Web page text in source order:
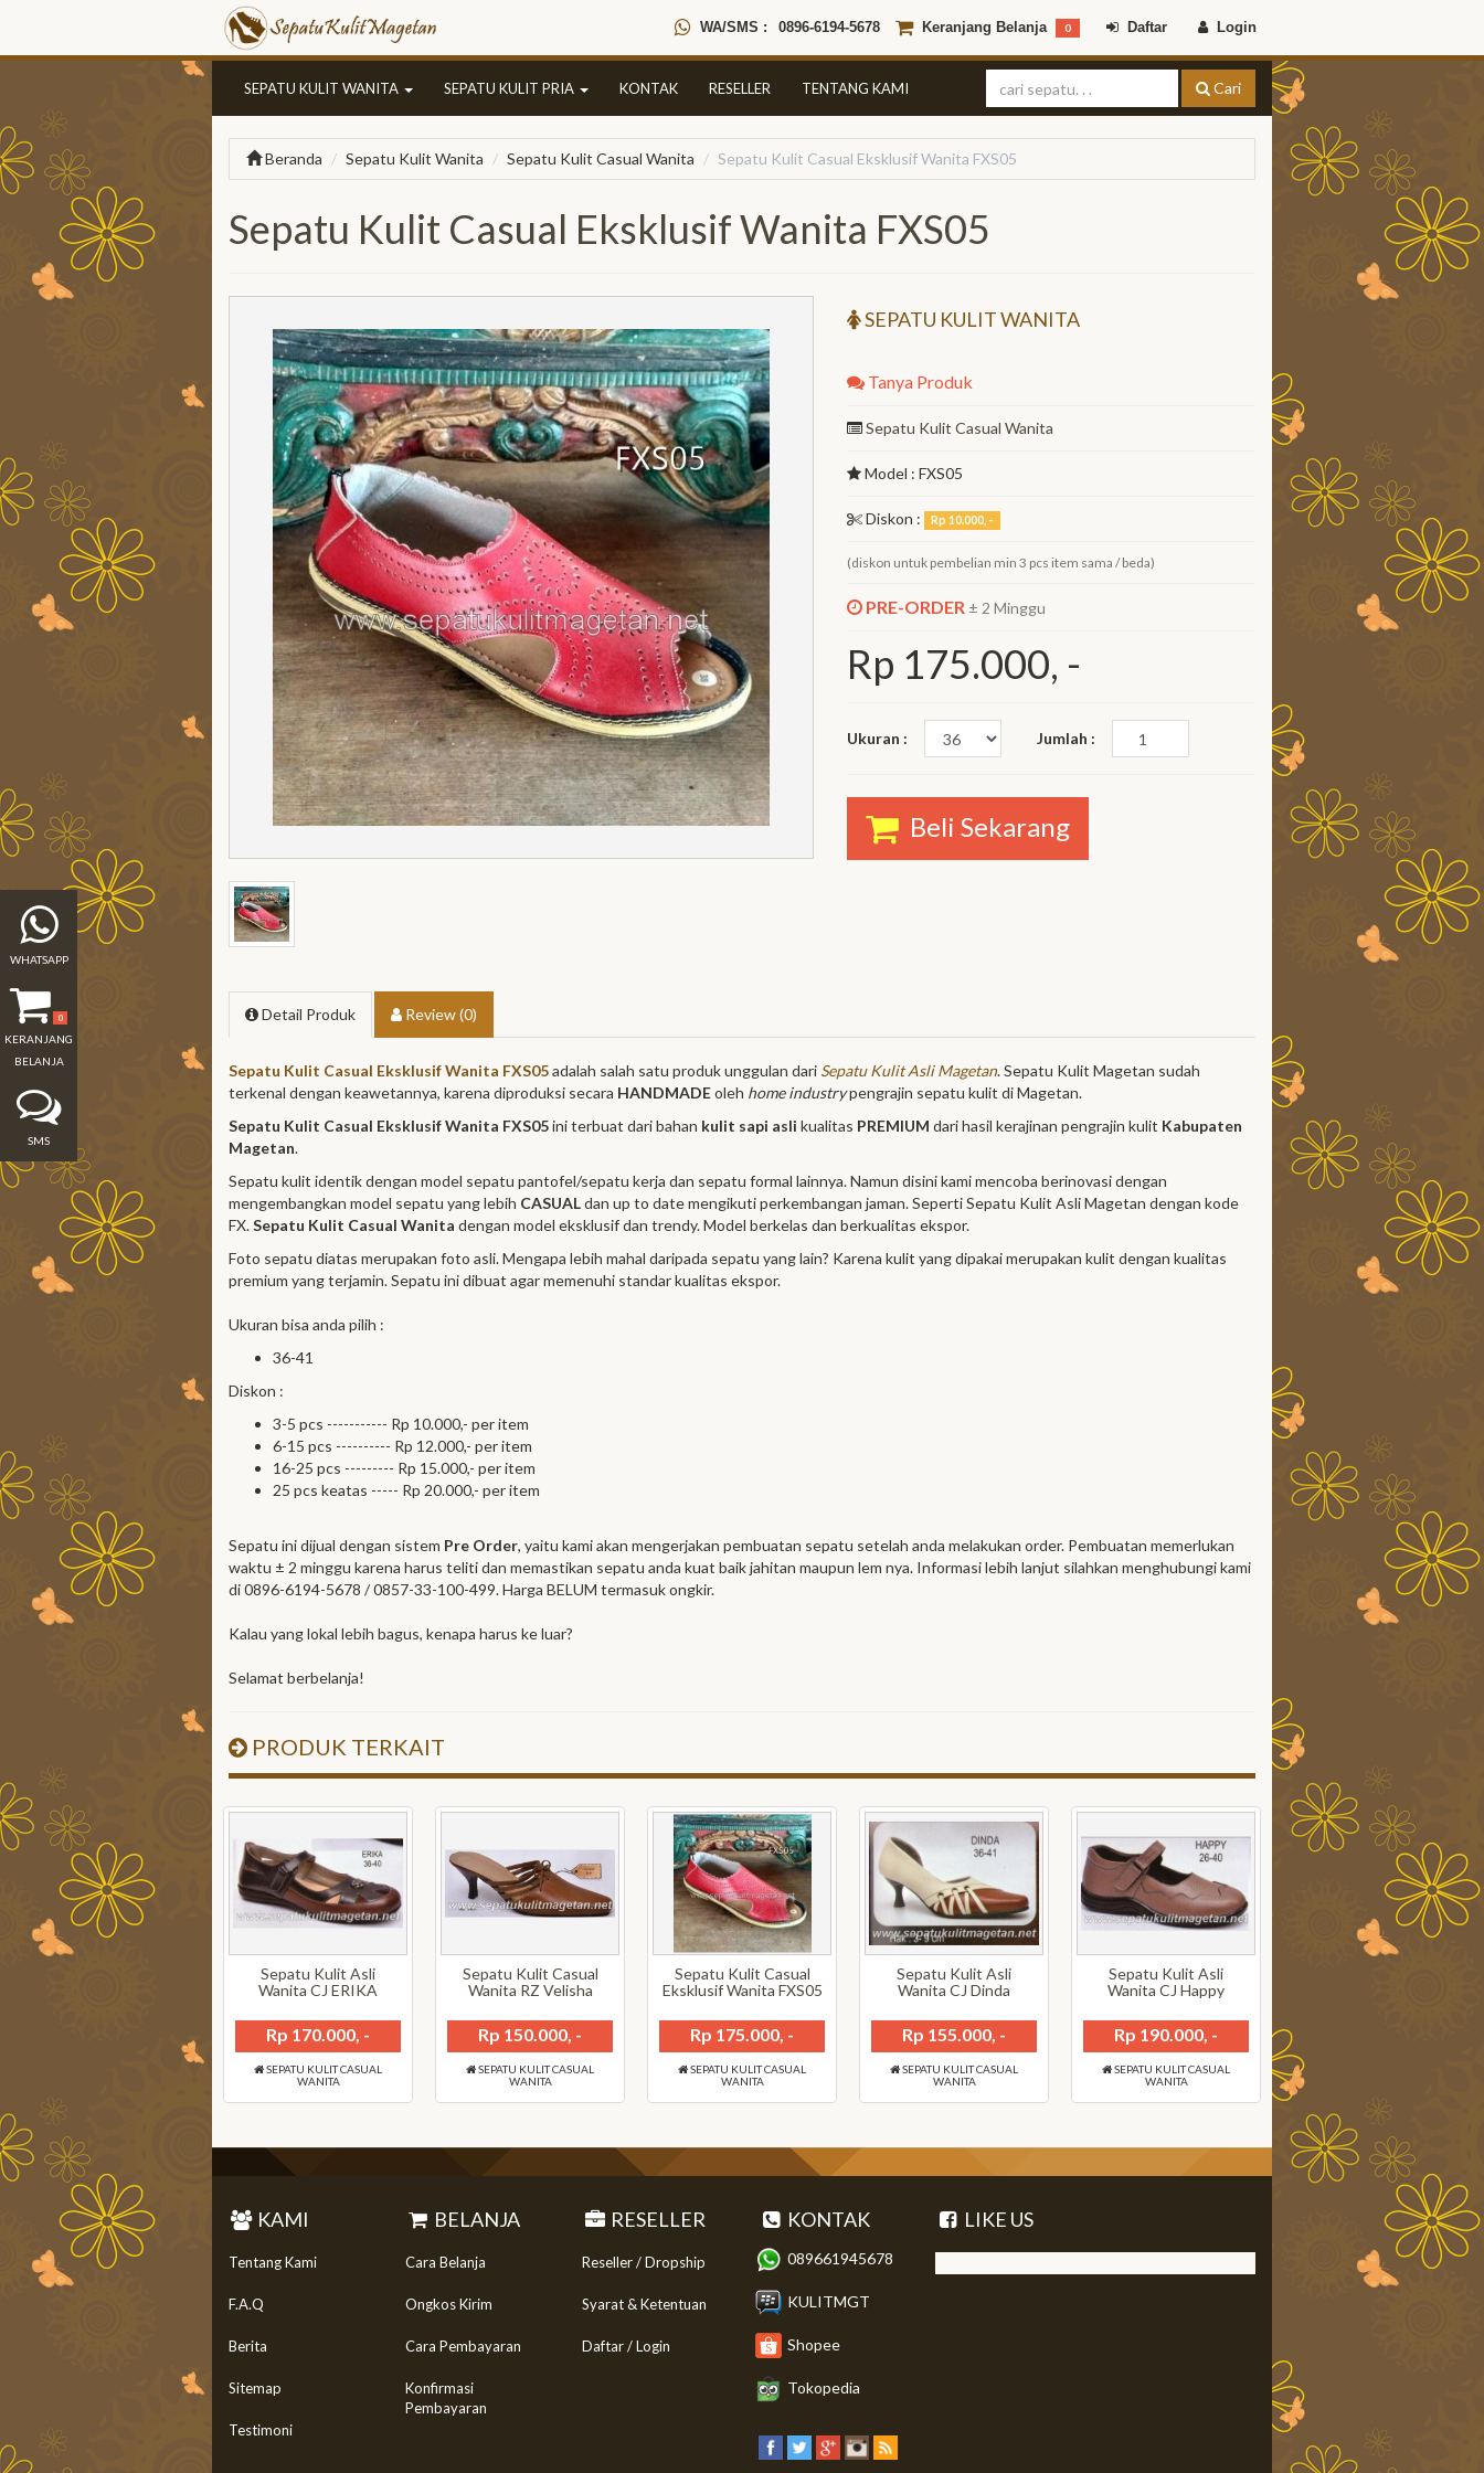
WA/SMS : 0896-6194-5678 Keranjang Belanja 0 Daftar Login
SEPATU KULIT WANITA SEPATU KULIT PRIA KONTAK RESELLER TENTANG KAMI Cari
Beranda Sepatu Kulit Wanita Sepatu Kulit Casual Wanita Sepatu Kulit Casual Eksklusif Wanita FXS05
Sepatu Kulit Casual Eksklusif Wanita FXS05
SEPATU KULIT WANITA
Tanya Produk
Sepatu Kulit Casual Wanita
Model : FXS05
Diskon : Rp 10.000, -
(diskon untuk pembelian min 3 pcs item sama / beda)
PRE-ORDER ± 2 Minggu
Rp 175.000, -
Ukuran : Jumlah :
Beli Sekarang
Detail Produk Review (0)
Sepatu Kulit Casual Eksklusif Wanita FXS05adalah salah satu produk unggulan dari Sepatu Kulit Asli Magetan. Sepatu Kulit Magetan sudah
terkenal dengan keawetannya, karena diproduksi secara HANDMADEoleh home industrypengrajin sepatu kulit di Magetan.
Sepatu Kulit Casual Eksklusif Wanita FXS05ini terbuat dari bahan kulit sapi asli kualitas PREMIUM dari hasil kerajinan pengrajin kulit Kabupaten
Magetan.
Sepatu kulit identik dengan model sepatu pantofel/sepatu kerja dan sepatu formal lainnya. Namun disini kami mencoba berinovasi dengan
mengembangkan model sepatu yang lebih CASUALdan up to date mengikuti perkembangan jaman. Seperti Sepatu Kulit Asli Magetan dengan kode
FX.Sepatu Kulit Casual Wanita dengan model eksklusif dan trendy. Model berkelas dan berkualitas ekspor.
Foto sepatu diatas merupakan foto asli. Mengapa lebih mahal daripada sepatu yang lain? Karena kulit yang dipakai merupakan kulit dengan kualitas
premium yang terjamin. Sepatu ini dibuat agar memenuhi standar kualitas ekspor.
Ukuran bisa anda pilih :
36-41
Diskon :
3-5 pcs ----------- Rp 10.000,- per item
6-15 pcs ---------- Rp 12.000,- per item
16-25 pcs --------- Rp 15.000,- per item
25 pcs keatas ----- Rp 20.000,- per item
Sepatu ini dijual dengan sistem Pre Order, yaitu kami akan mengerjakan pembuatan sepatu setelah anda melakukan order. Pembuatan memerlukan
waktu ± 2 minggu karena harus teliti dan memastikan sepatu anda kuat baik jahitan maupun lem nya. Informasi lebih lanjut silahkan menghubungi kami
di 0896-6194-5678 / 0857-33-100-499. Harga BELUM termasuk ongkir.
Kalau yang lokal lebih bagus, kenapa harus ke luar?
Selamat berbelanja!
PRODUK TERKAIT
Sepatu Kulit Asli
Wanita CJ ERIKA
Rp 170.000, -
SEPATU KULIT CASUAL
WANITA
Sepatu Kulit Casual
Wanita RZ Velisha
Rp 150.000, -
SEPATU KULIT CASUAL
WANITA
Sepatu Kulit Casual
Eksklusif Wanita FXS05
Rp 175.000, -
SEPATU KULIT CASUAL
WANITA
Sepatu Kulit Asli
Wanita CJ Dinda
Rp 155.000, -
SEPATU KULIT CASUAL
WANITA
Sepatu Kulit Asli
Wanita CJ Happy
Rp 190.000, -
SEPATU KULIT CASUAL
WANITA
KAMI
Tentang Kami
F.A.Q
Berita
Sitemap
Testimoni
BELANJA
Cara Belanja
Ongkos Kirim
Cara Pembayaran
Konfirmasi
Pembayaran
RESELLER
Reseller / Dropship
Syarat & Ketentuan
Daftar / Login
KONTAK
089661945678
KULITMGT
Shopee
Tokopedia
LIKE US
WHATSAPP
0
KERANJANG
BELANJA
SMS